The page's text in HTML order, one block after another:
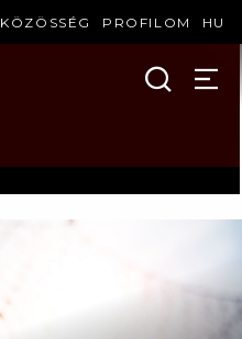
KÖZÖSSÉG PROFILOM HU